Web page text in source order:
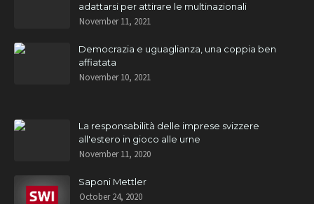
adattarsi per attirare le multinazionali
November 11, 2021
Democrazia e uguaglianza, una coppia ben
affiatata
November 10, 2021
La responsabilità delle imprese svizzere
all'estero in gioco alle urne
November 11, 2020
Saponi Mettler
October 24, 2020